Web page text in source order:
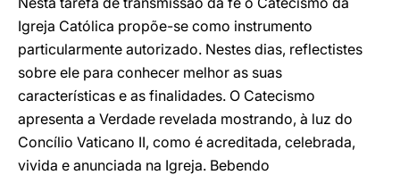
Igreja Católica propõe-se como instrumento
particularmente autorizado. Nestes dias, reflectistes
sobre ele para conhecer melhor as suas
características e as finalidades. O Catecismo
apresenta a Verdade revelada mostrando, à luz do
Concílio Vaticano II, como é acreditada, celebrada,
vivida e anunciada na Igreja. Bebendo